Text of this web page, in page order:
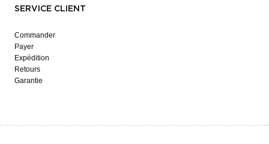
SERVICE CLIENT
Commander
Payer
Expédition
Retours
Garantie